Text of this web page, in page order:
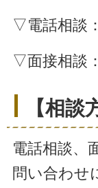
▽電話相談
▽面接相談
【相談
電話相談、
問い合わせ